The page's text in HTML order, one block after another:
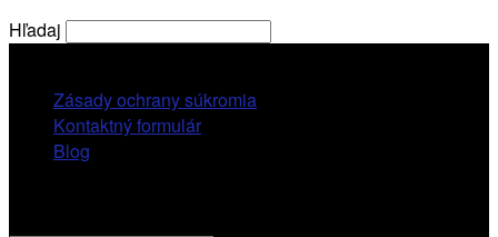
Hľadaj
Zásady ochrany súkromia
Kontaktný formulár
Blog